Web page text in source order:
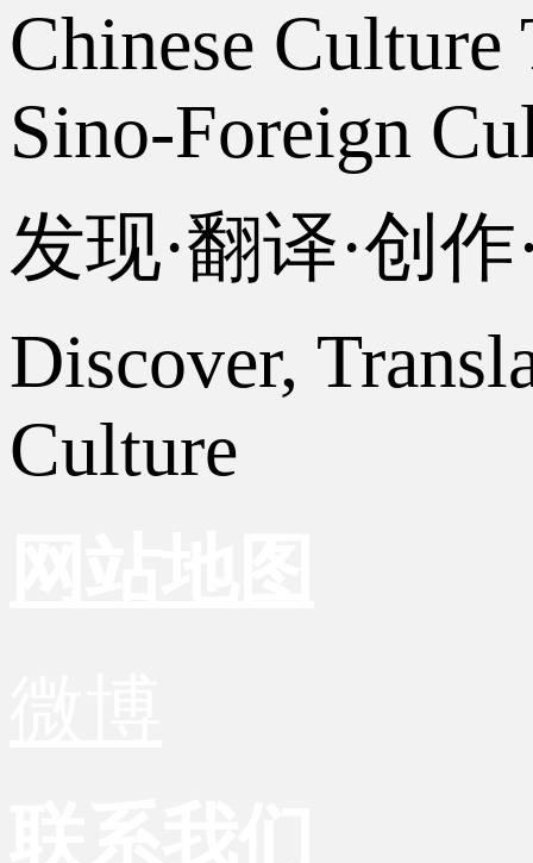
Chinese
Sino-Foreign
发现·翻译·创
Discover,
Culture